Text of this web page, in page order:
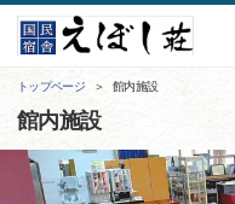
トップページ 館内施設
館内施設